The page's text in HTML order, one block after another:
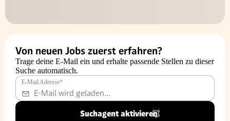
Von neuen Jobs zuerst erfahren?
Trage deine E-Mail ein und erhalte passende Stellen zu dieser
Suche automatisch.
E-Mail Adresse*
Suchagent aktivieren